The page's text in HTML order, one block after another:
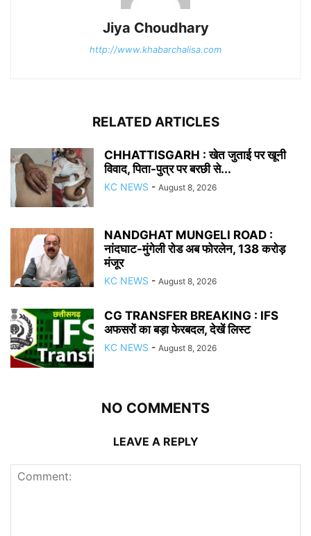
Jiya Choudhary
http://www.khabarchalisa.com
RELATED ARTICLES
CHHATTISGARH : खेत जुताई पर खूनी
विवाद, पिता-पुत्र पर बरछी से...
KC NEWS - August 8, 2026
NANDGHAT MUNGELI ROAD :
नांदघाट-मुंगेली रोड अब फोरलेन, 138 करोड़
मंजूर
KC NEWS - August 8, 2026
CG TRANSFER BREAKING : IFS
अफसरों का बड़ा फेरबदल, देखें लिस्ट
KC NEWS - August 8, 2026
NO COMMENTS
LEAVE A REPLY